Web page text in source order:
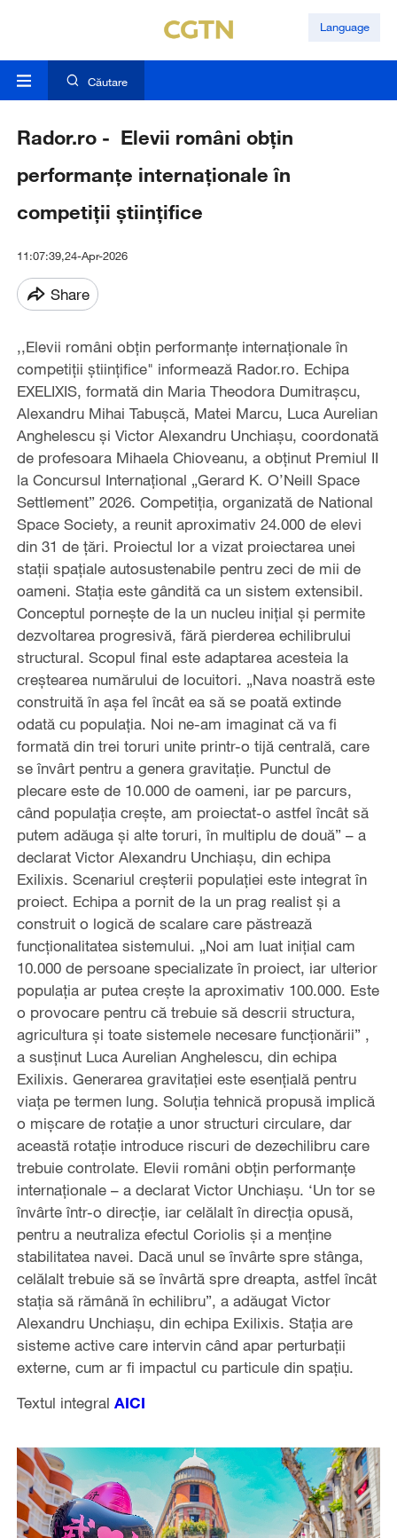
Language
Căutare
Rador.ro - Elevii români obțin
performanțe internaționale în
competiții științifice
11:07:39,24-Apr-2026
Share
,,Elevii români obțin performanțe internaționale în
competiții științifice" informează Rador.ro. Echipa
EXELIXIS, formată din Maria Theodora Dumitrașcu,
Alexandru Mihai Tabușcă, Matei Marcu, Luca Aurelian
Anghelescu și Victor Alexandru Unchiașu, coordonată
de profesoara Mihaela Chioveanu, a obținut Premiul II
la Concursul Internațional „Gerard K. O’Neill Space
Settlement” 2026. Competiția, organizată de National
Space Society, a reunit aproximativ 24.000 de elevi
din 31 de țări. Proiectul lor a vizat proiectarea unei
stații spațiale autosustenabile pentru zeci de mii de
oameni. Stația este gândită ca un sistem extensibil.
Conceptul pornește de la un nucleu inițial și permite
dezvoltarea progresivă, fără pierderea echilibrului
structural. Scopul final este adaptarea acesteia la
creștearea numărului de locuitori. „Nava noastră este
construită în așa fel încât ea să se poată extinde
odată cu populația. Noi ne-am imaginat că va fi
formată din trei toruri unite printr-o tijă centrală, care
se învârt pentru a genera gravitație. Punctul de
plecare este de 10.000 de oameni, iar pe parcurs,
când populația crește, am proiectat-o astfel încât să
putem adăuga și alte toruri, în multiplu de două” – a
declarat Victor Alexandru Unchiașu, din echipa
Exilixis. Scenariul creșterii populației este integrat în
proiect. Echipa a pornit de la un prag realist și a
construit o logică de scalare care păstrează
funcționalitatea sistemului. „Noi am luat inițial cam
10.000 de persoane specializate în proiect, iar ulterior
populația ar putea crește la aproximativ 100.000. Este
o provocare pentru că trebuie să descrii structura,
agricultura și toate sistemele necesare funcționării” ,
a susţinut Luca Aurelian Anghelescu, din echipa
Exilixis. Generarea gravitației este esențială pentru
viața pe termen lung. Soluția tehnică propusă implică
o mișcare de rotație a unor structuri circulare, dar
această rotație introduce riscuri de dezechilibru care
trebuie controlate. Elevii români obțin performanțe
internaționale – a declarat Victor Unchiașu. ‘Un tor se
învârte într-o direcție, iar celălalt în direcția opusă,
pentru a neutraliza efectul Coriolis și a menține
stabilitatea navei. Dacă unul se învârte spre stânga,
celălalt trebuie să se învârtă spre dreapta, astfel încât
stația să rămână în echilibru”, a adăugat Victor
Alexandru Unchiașu, din echipa Exilixis. Stația are
sisteme active care intervin când apar perturbații
externe, cum ar fi impactul cu particule din spațiu.
Textul integral AICI